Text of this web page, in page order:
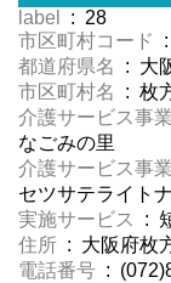
label
: 28
市区町村コード
都道府県名
: 大
市区町村名
: 枚
介護サービス事
なごみの里
介護サービス事
セツサテライト
実施サービス
:
住所 : 大阪府枚
電話番号 :